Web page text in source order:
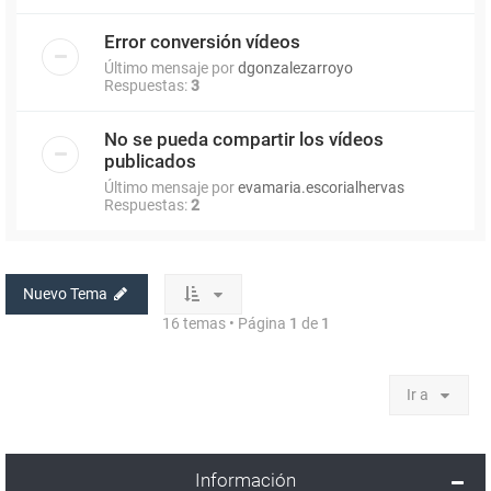
Error conversión vídeos
Último mensaje pordgonzalezarroyo
Respuestas:3
No se pueda compartir los vídeos
publicados
Último mensaje porevamaria.escorialhervas
Respuestas:2
Nuevo Tema
16 temas • Página 1 de 1
Ir a
Información